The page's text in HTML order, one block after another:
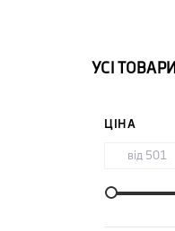
УСІ ТОВАРИ
ЦІНА